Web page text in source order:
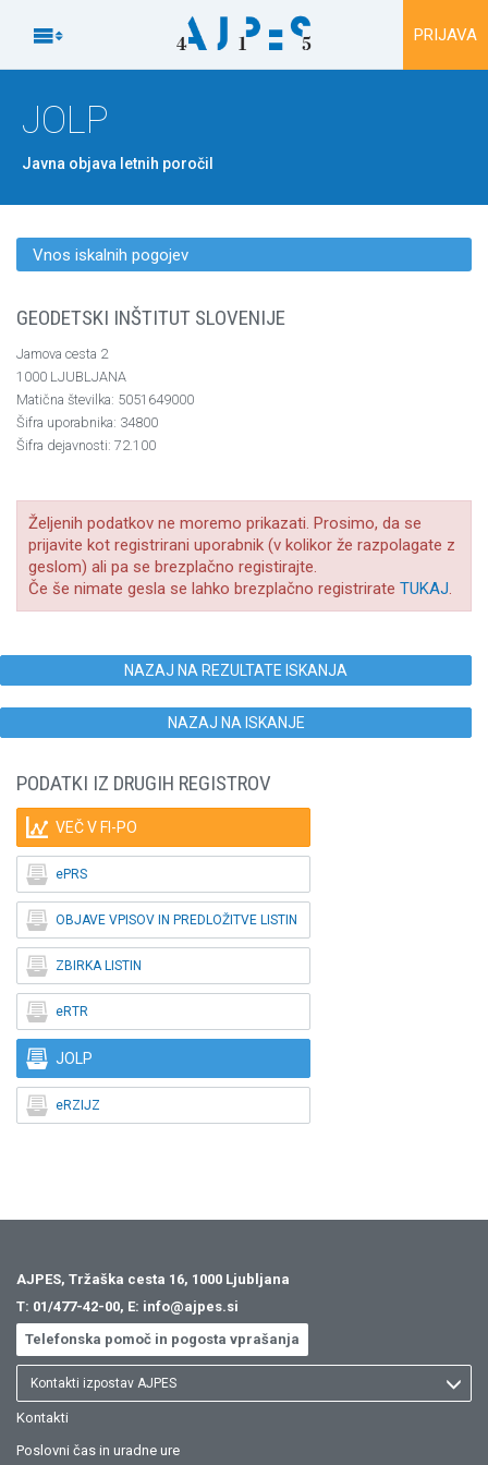
Na vsebino
 PRIJAVA
JOLP
Javna objava letnih poročil
Vnos iskalnih pogojev
GEODETSKI INŠTITUT SLOVENIJE
Jamova cesta 2
1000 LJUBLJANA
Matična številka: 5051649000
Šifra uporabnika: 34800
Šifra dejavnosti: 72.100
Željenih podatkov ne moremo prikazati. Prosimo, da se
prijavite kot registrirani uporabnik (v kolikor že razpolagate z
geslom) ali pa se brezplačno registirajte.
Če še nimate gesla se lahko brezplačno registrirate TUKAJ.
NAZAJ NA REZULTATE ISKANJA
NAZAJ NA ISKANJE
PODATKI IZ DRUGIH REGISTROV
 VEČ V FI-PO
 ePRS
 OBJAVE VPISOV IN PREDLOŽITVE LISTIN
 ZBIRKA LISTIN
 eRTR
 JOLP
 eRZIJZ
AJPES, Tržaška cesta 16, 1000 Ljubljana
T: 01/477-42-00, E: info@ajpes.si
Telefonska pomoč in pogosta vprašanja
Kontakti izpostav AJPES
Kontakti
Poslovni čas in uradne ure